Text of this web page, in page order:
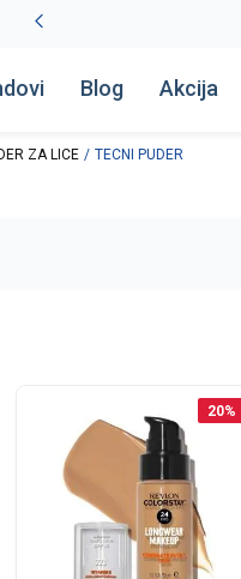
Blog Akcija
ZA LICE TECNI PUDER
20%